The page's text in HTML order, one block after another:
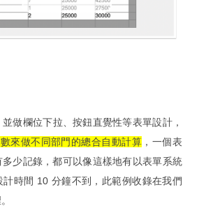
軟體
詢與解決
發 APP
做欄位下拉、按鈕直覺性等表單設計，
來做不同部門的總合自動計算 ，一個表
少記錄，都可以像這樣地有以表單系統
計時間 10 分鐘不到，此範例收錄在我們